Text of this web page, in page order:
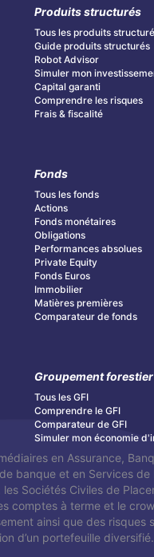
Produits structurés
Tous les produits
Guide produits structurés
Robot Advisor
Simuler mon
Capital garanti
Comprendre les risques
Frais & fiscalité
Fonds
Tous les fonds
Actions
Fonds monétaires
Obligations
Performances absolues
Private Equity
Fonds Euros
Immobilier
Matières premières
Comparateur de fonds
Groupement forestier
Tous les GFI
Comprendre le GFI
Comparateur de GFI
Simuler mon économie
en Assurance,
banque et en Services
Sociétés Civiles de
comptes à terme et le
ainsi que des
d’un portefeuille